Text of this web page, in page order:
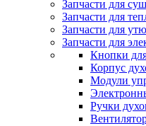
Запчасти для
Запчасти для
Запчасти для
Запчасти для
Кнопки
Корпус
Модули
Ручки